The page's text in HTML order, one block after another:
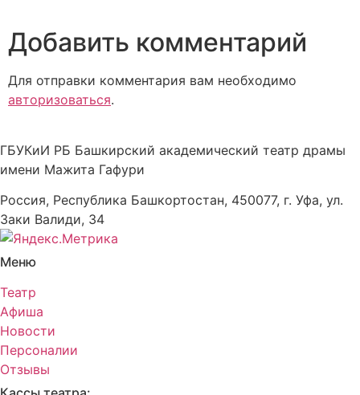
Добавить комментарий
Для отправки комментария вам необходимо
авторизоваться.
ГБУКиИ РБ Башкирский академический театр драмы
имени Мажита Гафури
Россия, Республика Башкортостан, 450077, г. Уфа, ул.
Заки Валиди, 34
Меню
Театр
Афиша
Новости
Персоналии
Отзывы